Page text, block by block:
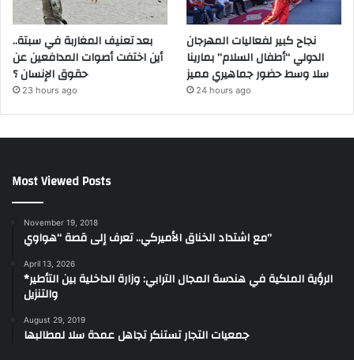
بعد تعنيف المغاربة في سبتة..
أين اختفت أصوات المدافعين عن
حقوق الإنسان ؟
23 hours ago
نجاح كبير لفعاليات المهرجان
الدولي “أطفال السلام” بمارينا
سلا وسط حضور جماهيري مميز
24 hours ago
Most Viewed Posts
November 19, 2018
مع اشتداد الخناق الأميركي.. تعرف إلى قصة “هواوي”
April 13, 2026
*الرؤية الملكية في هندسة المجال الترابي: وزارة الداخلية بين التأطير
والتنزيل
August 29, 2019
جمعيات التجار تستنكر تجاهل عمدة سلا لمطالبها